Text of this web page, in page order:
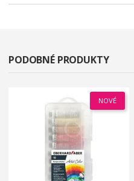
PODOBNÉ PRODUKTY
NOVÉ